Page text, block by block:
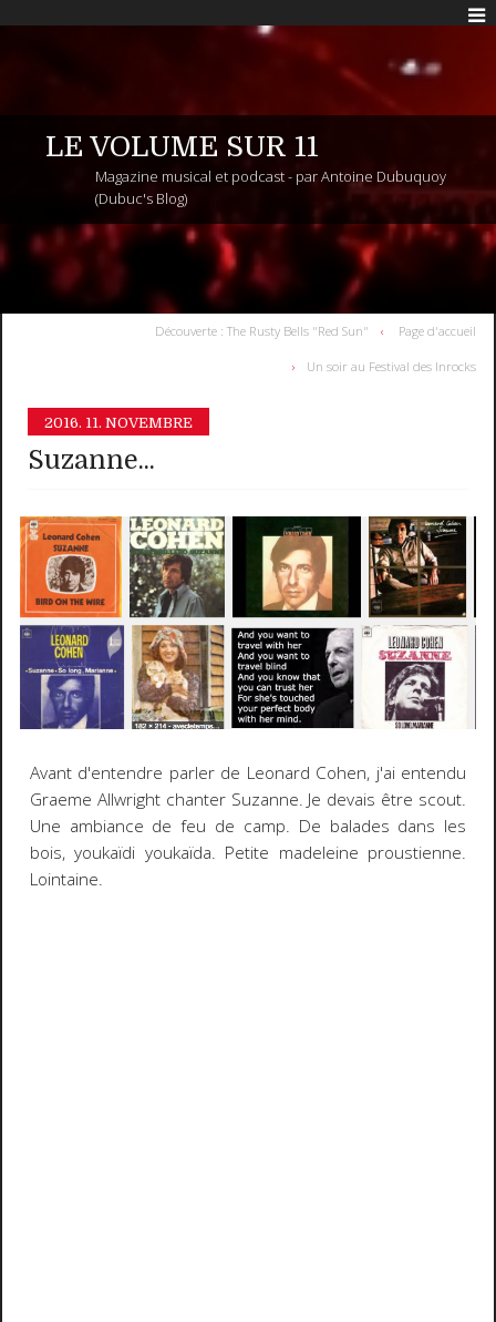
LE VOLUME SUR 11
Magazine musical et podcast - par Antoine Dubuquoy
(Dubuc's Blog)
Découverte : The Rusty Bells "Red Sun" Page d'accueil
Un soir au Festival des Inrocks
2016. 11. NOVEMBRE
Suzanne...
Avant d'entendre parler de Leonard Cohen, j'ai entendu
Graeme Allwright chanter Suzanne. Je devais être scout.
Une ambiance de feu de camp. De balades dans les
bois, youkaïdi youkaïda. Petite madeleine proustienne.
Lointaine.